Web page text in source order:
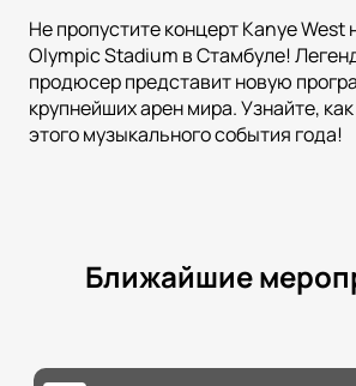
Не пропустите концерт Kanye West
Olympic Stadium в Стамбуле!
продюсер представит новую
крупнейших арен мира. Узнайте,
этого музыкального события года!
Ближайшие